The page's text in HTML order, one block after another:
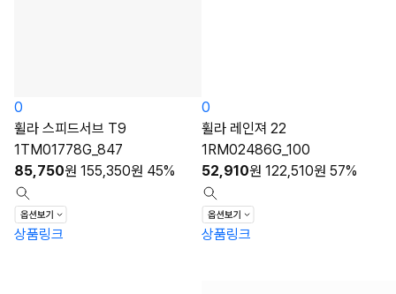
0
휠라 스피드서브 T9
1TM01778G_847
85,750원 155,350원 45%
상품링크
0
휠라 레인져 22
1RM02486G_100
52,910원 122,510원 57%
상품링크